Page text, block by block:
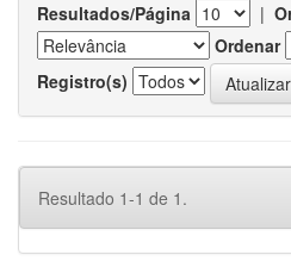
Resultados/Página |
Ordenar
Registro(s)
Resultado 1-1 de 1.